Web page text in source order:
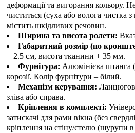
деформації та вигорання кольору.
чиститься (суха або волога
містить шкідливих речовин.
Ширина та висота ролети:
Габаритний розмір (по
+ 2.5 см, висота тканини + 35 мм.
Фурнітура: Алюмінієва штанга
корозії. Колір фурнітури – білий.
Механізм керування:
зліва або справа.
Кріплення в комплекті:
затискачі для рами вікна (без
кріплення на стіну/стелю (шурупи